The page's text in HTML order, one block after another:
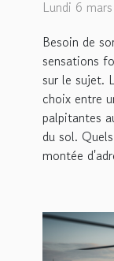
Lundi 6
Besoin de
sensations
sur le sujet.
choix entre
palpitantes
du sol.
montée